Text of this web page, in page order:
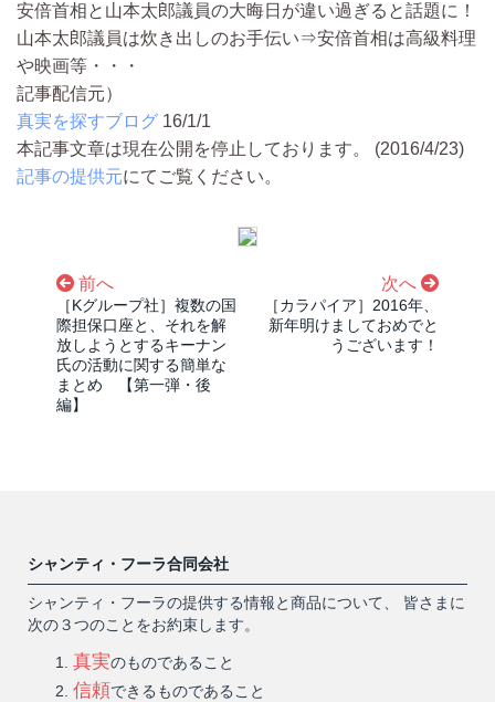
安倍首相と山本太郎議員の大晦日が違い過ぎると話題に！
山本太郎議員は炊き出しのお手伝い⇒安倍首相は高級料理
や映画等・・・
記事配信元）
真実を探すブログ 16/1/1
本記事文章は現在公開を停止しております。 (2016/4/23)
記事の提供元にてご覧ください。
前へ
［Kグループ社］複数の国
際担保口座と、それを解
放しようとするキーナン
氏の活動に関する簡単な
まとめ 【第一弾・後
編】
次へ
［カラパイア］2016年、
新年明けましておめでと
うございます！
シャンティ・フーラ合同会社
シャンティ・フーラの提供する情報と商品について、 皆さまに
次の３つのことをお約束します。
真実のものであること
信頼できるものであること